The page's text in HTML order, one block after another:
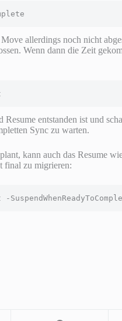
allerdings noch nicht
Wenn dann die Zeit
entstanden ist und
Sync zu warten.
kann auch das Resume
final zu migrieren: